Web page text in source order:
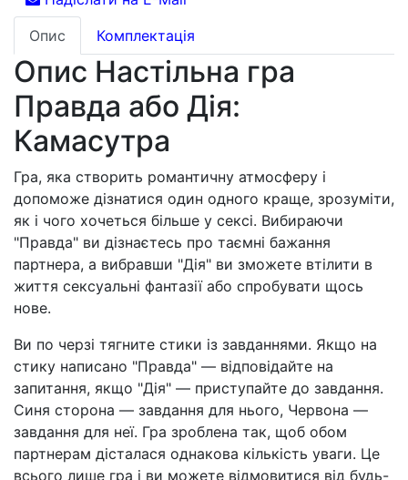
Опис
Комплектація
Опис Настільна гра
Правда або Дія:
Камасутра
Гра, яка створить романтичну атмосферу і
допоможе дізнатися один одного краще, зрозуміти,
як і чого хочеться більше у сексі. Вибираючи
"Правда" ви дізнаєтесь про таємні бажання
партнера, а вибравши "Дія" ви зможете втілити в
життя сексуальні фантазії або спробувати щось
нове.
Ви по черзі тягните стики із завданнями. Якщо на
стику написано "Правда" — відповідайте на
запитання, якщо "Дія" — приступайте до завдання.
Синя сторона — завдання для нього, Червона —
завдання для неї. Гра зроблена так, щоб обом
партнерам дісталася однакова кількість уваги. Це
всього лише гра і ви можете відмовитися від будь-